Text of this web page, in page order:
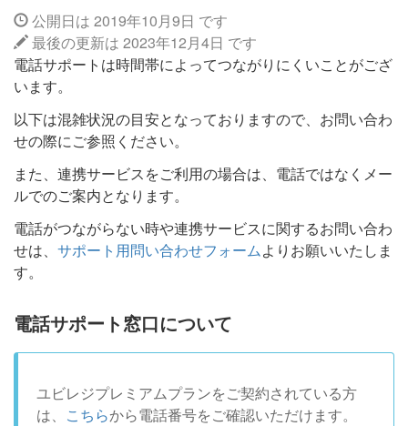
公開日は 2019年10月9日 です
最後の更新は 2023年12月4日 です
電話サポートは時間帯によってつながりにくいことがござ
います。
以下は混雑状況の目安となっておりますので、お問い合わ
せの際にご参照ください。
また、連携サービスをご利用の場合は、電話ではなくメー
ルでのご案内となります。
電話がつながらない時や連携サービスに関するお問い合わ
せは、 サポート用問い合わせフォームよりお願いいたしま
す。
電話サポート窓口について
ユビレジプレミアムプランをご契約されている方
は、 こちらから電話番号をご確認いただけます。